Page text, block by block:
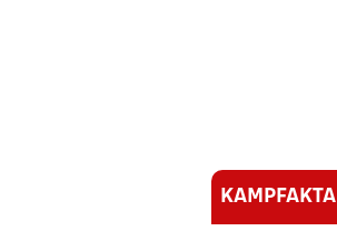
KAMPFAKTA